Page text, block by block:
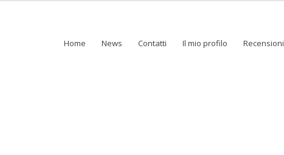
Home News Contatti Il mio profilo Recensioni